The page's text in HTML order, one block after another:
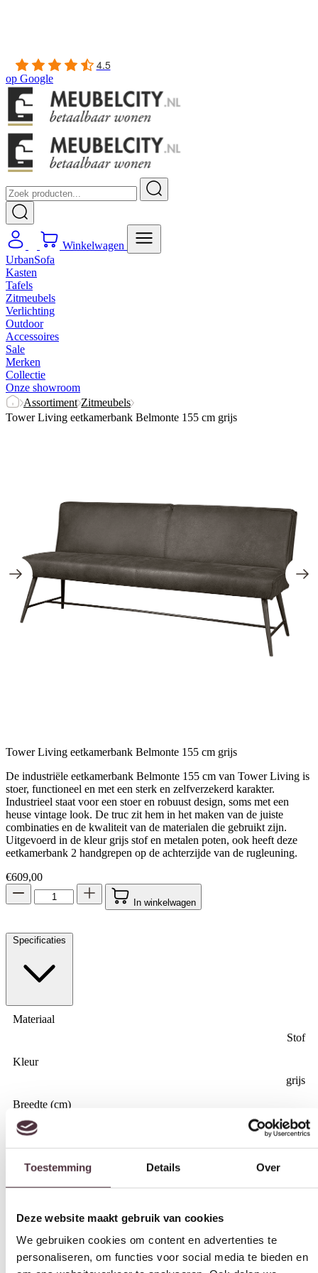
Deze website maakt gebruik van cookies
We gebruiken cookies om content en advertenties te
om ons websiteverkeer te analyseren. Ook delen we
informatie over uw gebruik van onze site met onze
partners voor social media, adverteren en analyse. Deze
4.5
op Google
Winkelwagen
UrbanSofa
Kasten
Tafels
Zitmeubels
Verlichting
Outdoor
Accessoires
Sale
Merken
Collectie
Onze showroom
Assortiment Zitmeubels
Tower Living eetkamerbank Belmonte 155 cm grijs
Tower Living eetkamerbank Belmonte 155 cm grijs
De industriële eetkamerbank Belmonte 155 cm van Tower Living is
stoer, functioneel en met een sterk en zelfverzekerd karakter.
Industrieel staat voor een stoer en robuust design, soms met een
heuse vintage look. De truc zit hem in het maken van de juiste
combinaties en de kwaliteit van de materialen die gebruikt zijn.
Uitgevoerd in de kleur grijs stof en metalen poten, ook heeft deze
eetkamerbank 2 handgrepen op de achterzijde van de rugleuning.
€609,00
In winkelwagen
Specificaties
Materiaal
Stof
Kleur
grijs
Breedte (cm)
15,5 cm
Diepte (cm)
62 cm
Hoogte (cm)
42 cm